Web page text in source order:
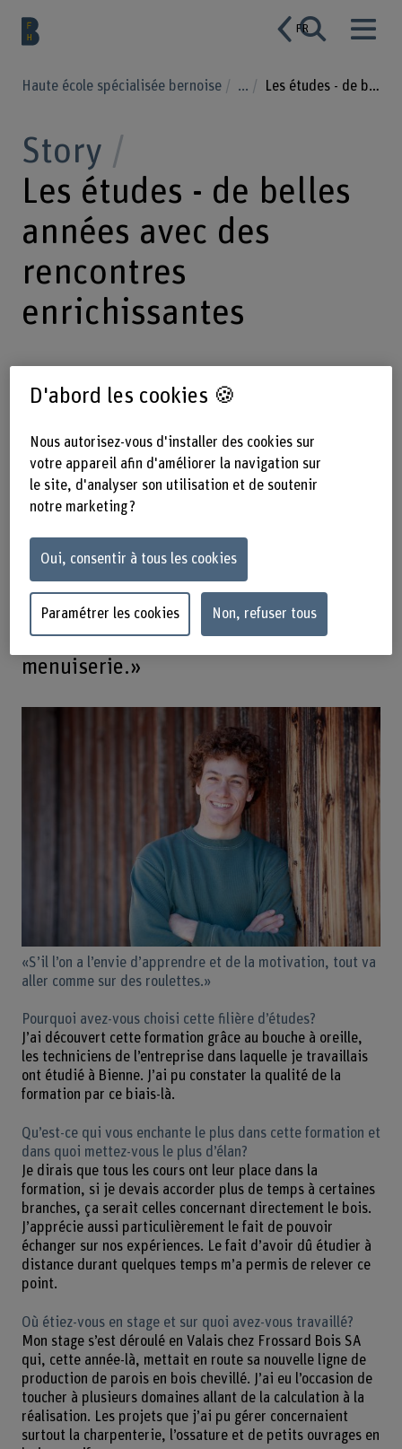
FR
Haute école spécialisée bernoise ... Les études - de belles années avec des rencontres enrichissantes
Story
Les études - de belles
années avec des
rencontres
enrichissantes
15.07.2024 Aurélien Frossard est
diplômé-e ES en Technique du bois sur
recommandation. Pour lui, il est
important de souligner que les études
aussi savoir qu’avec cette formation,
on peut élargir nos horizons et
travailler dans des domaines autres
que ceux de la charpente et la
menuiserie.»
«S’il l’on a l’envie d’apprendre et de la motivation, tout va
aller comme sur des roulettes.»
Pourquoi avez-vous choisi cette filière d’études?
J’ai découvert cette formation grâce au bouche à oreille,
les techniciens de l’entreprise dans laquelle je travaillais
ont étudié à Bienne. J’ai pu constater la qualité de la
formation par ce biais-là.
Qu’est-ce qui vous enchante le plus dans cette formation et
dans quoi mettez-vous le plus d’élan?
Je dirais que tous les cours ont leur place dans la
formation, si je devais accorder plus de temps à certaines
branches, ça serait celles concernant directement le bois.
J’apprécie aussi particulièrement le fait de pouvoir
échanger sur nos expériences. Le fait d’avoir dû étudier à
distance durant quelques temps m’a permis de relever ce
point.
Où étiez-vous en stage et sur quoi avez-vous travaillé?
Mon stage s’est déroulé en Valais chez Frossard Bois SA
qui, cette année-là, mettait en route sa nouvelle ligne de
production de parois en bois chevillé. J’ai eu l’occasion de
toucher à plusieurs domaines allant de la calculation à la
réalisation. Les projets que j’ai pu gérer concernaient
surtout la charpenterie, l’ossature et de petits ouvrages en
D'abord les cookies 🍪
Nous autorisez-vous d'installer des cookies sur
votre appareil afin d'améliorer la navigation sur
le site, d'analyser son utilisation et de soutenir
notre marketing ?
Oui, consentir à tous les cookies
Paramétrer les cookies Non, refuser tous